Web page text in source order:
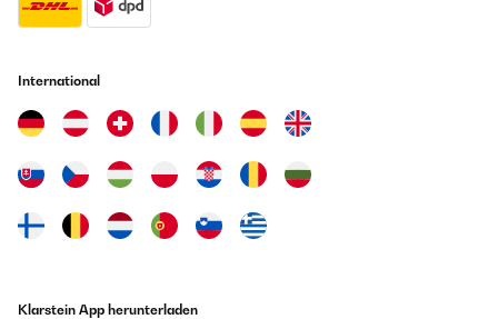
International
Klarstein App herunterladen